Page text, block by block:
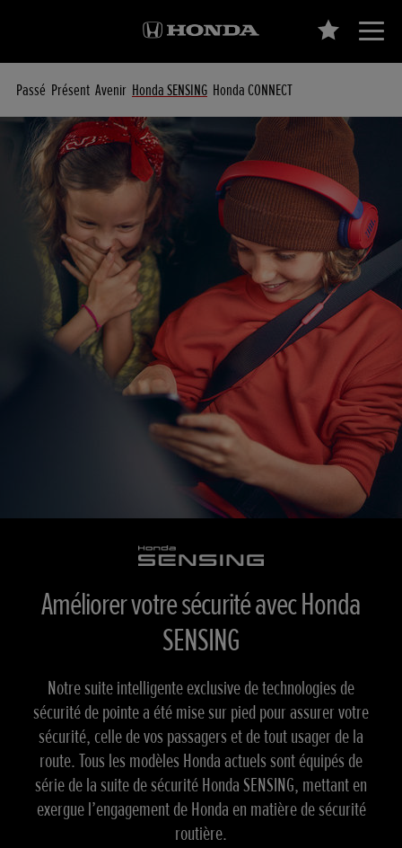
Passé Présent Avenir Honda SENSING Honda CONNECT
Améliorer votre sécurité avec Honda
SENSING
Notre suite intelligente exclusive de technologies de
sécurité de pointe a été mise sur pied pour assurer votre
sécurité, celle de vos passagers et de tout usager de la
route. Tous les modèles Honda actuels sont équipés de
série de la suite de sécurité Honda SENSING, mettant en
exergue l’engagement de Honda en matière de sécurité
routière.